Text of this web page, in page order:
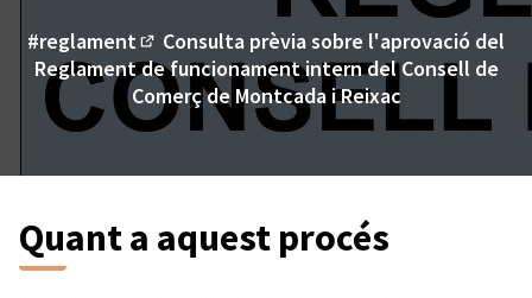
#reglament
(Enllaç extern)
Consulta prèvia sobre l'aprovació del
Reglament de funcionament intern del Consell de
Comerç de Montcada i Reixac
Quant a aquest procés